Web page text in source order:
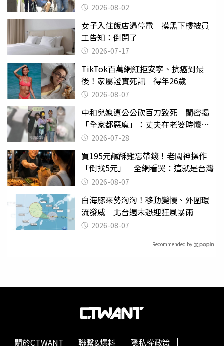
2026-08-02
女子入住飯店遇停電 摸黑下樓被員
工告知：倒閉了
2026-07-17
TikTok百萬網紅拒安寧、抗癌到最
後！家屬證實死訊 得年26歲
2026-08-07
中和兒媳遭公公砍百刀致死 閨密揭
「全家都惡魔」：丈夫在老婆時懷孕
摔東西
2026-07-28
買195元鹹酥雞忘帶錢！老闆神操作
「倒找5元」 全網看哭：這就是台灣
2026-08-07
白海豚來勢洶洶！移動變慢、外圍環
流發威 北台週末恐迎狂風暴雨
2026-08-07
Recommended by
關於CTWANT 聯繫&爆料 隱私權政策